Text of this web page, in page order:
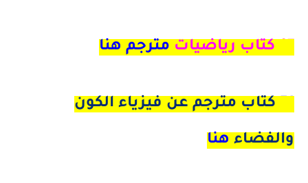
كتاب رياضيات مترجم هنا
كتاب مترجم عن فيزياء الكون
والفضاء هنا